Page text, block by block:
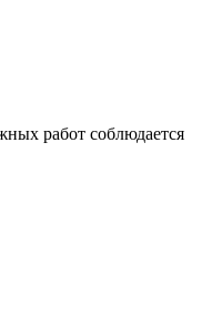
работ соблюдается